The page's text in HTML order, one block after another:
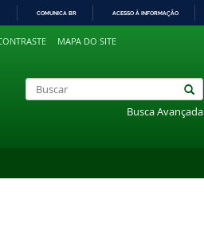
COMUNICA BR ACESSO À INFORMAÇÃO
MAPA DO SITE
Busca Avançada